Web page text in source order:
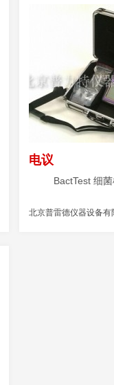
电议
BactTest 细
北京普雷德仪器设备有